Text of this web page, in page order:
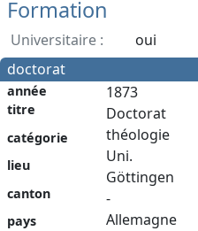
Formation
Universitaire :
oui
doctorat
année
titre
catégorie
lieu
canton
pays
1873
Doctorat
théologie
Uni.
Göttingen
-
Allemagne